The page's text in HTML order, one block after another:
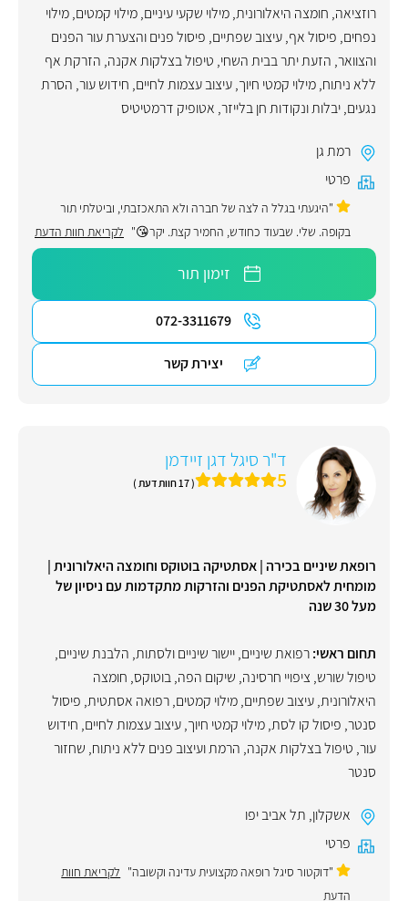
רוזציאה, חומצה היאלורונית,מילוי שקעי עיניים,מילוי קמטים,מילוי
נפחים, פיסול אף,עיצוב שפתיים, פיסול פנים והצערת עור הפנים
והצוואר, הזעת יתר בבית השחי, טיפול בצלקות אקנה, הזרקת אף
ללא ניתוח,מילוי קמטי חיוך,עיצוב עצמות לחיים, חידוש עור, הסרת
נגעים, יבלות ונקודות חן בלייזר, אטופיק דרמטיטיס
רמת גן
פרטי
"היגעתי בגלל ה לצה של חברה ולא התאכזבתי, וביטלתי תור
בקופה. שלי. שבעוד כחודש, החמיר קצת. יקר😘" לקריאת חוות הדעת
זימון תור
072-3311679
יצירת קשר
ד"ר סיגל דגן זיידמן
5 ( 17 חוות דעת )
רופאת שיניים בכירה | אסתטיקה בוטוקס וחומצה היאלורונית |
מומחית לאסתטיקת הפנים והזרקות מתקדמות עם ניסיון של
מעל 30 שנה
תחום ראשי:רפואת שיניים,יישור שיניים ולסתות, הלבנת שיניים,
טיפול שורש, ציפויי חרסינה, שיקום הפה,בוטוקס, חומצה
היאלורונית,עיצוב שפתיים,מילוי קמטים,רפואה אסתטית, פיסול
סנטר, פיסול קו לסת,מילוי קמטי חיוך,עיצוב עצמות לחיים, חידוש
עור, טיפול בצלקות אקנה, הרמת ועיצוב פנים ללא ניתוח, שחזור
סנטר
אשקלון, תל אביב יפו
פרטי
"דוקטור סיגל רופאה מקצועית עדינה וקשובה" לקריאת חוות
הדעת